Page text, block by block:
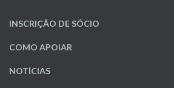
INSCRIÇÃO DE SÓCIO
COMO APOIAR
NOTÍCIAS